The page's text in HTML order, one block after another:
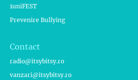
1uniFEST
Prevenire Bullying
Contact
radio@itsybitsy.ro
vanzari@itsybitsy.ro